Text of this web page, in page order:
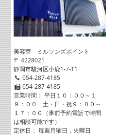
美容室 ミルソンズポイント
〒 4228021
静岡市駿河区小鹿1-7-11
054-287-4185
054-287-4185
営業時間： 平日１０：００～１
９：００ 土・日・祝９：００～
１７：００（事前予約電話で時間
は相談可能です）
定休日： 毎週月曜日，火曜日